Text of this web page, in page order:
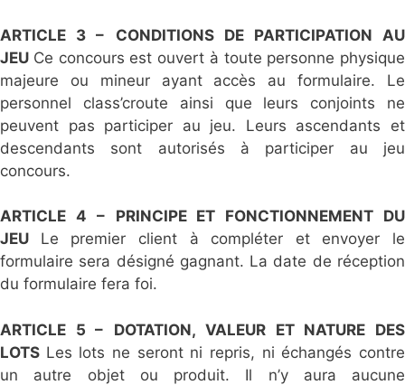
ARTICLE 3 –
CONDITIONS DE PARTICIPATION AU
JEU Ce concours est ouvert à toute personne physique
majeure ou mineur ayant accès au formulaire. Le
personnel class’croute ainsi que leurs conjoints ne
peuvent pas participer au jeu. Leurs ascendants et
descendants sont autorisés à participer au jeu
concours.
ARTICLE 4 –
PRINCIPE ET FONCTIONNEMENT DU
JEU Le premier client à compléter et envoyer le
formulaire sera désigné gagnant. La date de réception
du formulaire fera foi.
ARTICLE 5 –
DOTATION, VALEUR ET NATURE DES
LOTS Les lots ne seront ni repris, ni échangés contre
un autre objet ou produit. Il n’y aura aucune